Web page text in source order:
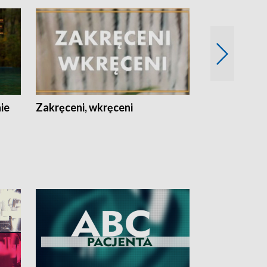
Zakręceni, wkręceni